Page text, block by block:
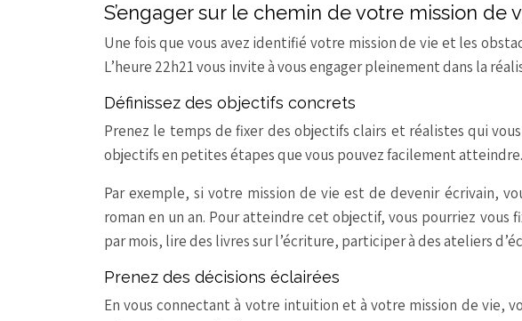
S’engager sur le chemin de votre mission de
Une fois que vous avez identifié votre mission de vie et les
L’heure 22h21 vous invite à vous engager pleinement dans la
Définissez des objectifs concrets
Prenez le temps de fixer des objectifs clairs et réalistes qui
objectifs en petites étapes que vous pouvez facilement atteindre.
Par exemple, si votre mission de vie est de devenir écrivain,
roman en un an. Pour atteindre cet objectif, vous pourriez vous
par mois, lire des livres sur l’écriture, participer à des ateliers
Prenez des décisions éclairées
En vous connectant à votre intuition et à votre mission de vie,